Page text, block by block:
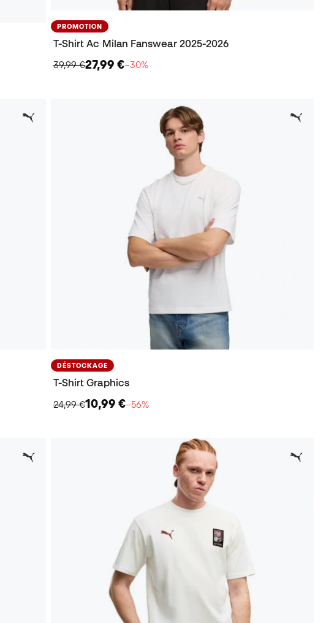
PROMOTION
T-Shirt Ac Milan Fanswear 2025-2026
39,99 €27,99 €−30%
DÉSTOCKAGE
T-Shirt Graphics
24,99 €10,99 €−56%